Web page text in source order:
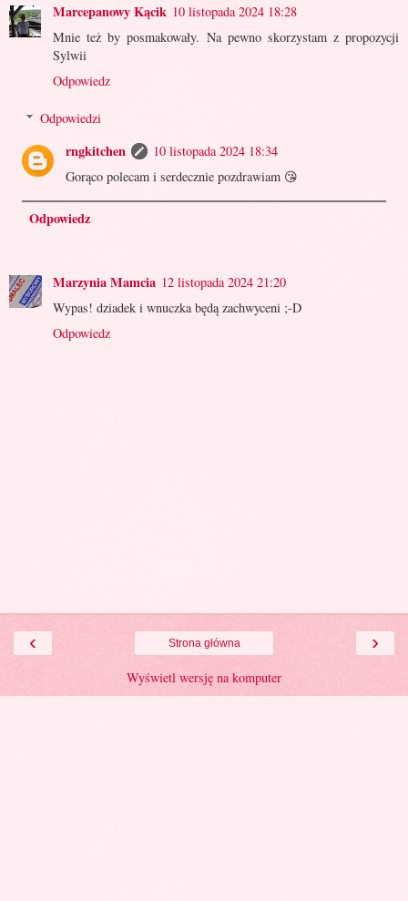
Marcepanowy Kącik 10 listopada 2024 18:28
Mnie też by posmakowały. Na pewno skorzystam z propozycji
Sylwii
Odpowiedz
Odpowiedzi
rngkitchen
10 listopada 2024 18:34
Gorąco polecam i serdecznie pozdrawiam 😘
Odpowiedz
Marzynia Mamcia 12 listopada 2024 21:20
Wypas! dziadek i wnuczka będą zachwyceni ;-D
Odpowiedz
‹ ›
Strona główna
Wyświetl wersję na komputer